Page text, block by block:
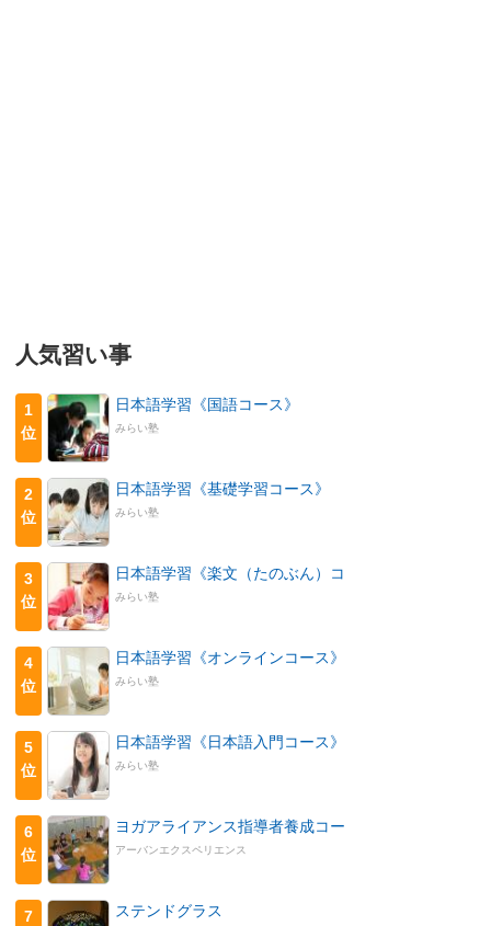
人気習い事
1
位
日本語学習《国語コース》
みらい塾
2
位
日本語学習《基礎学習コース》
みらい塾
3
位
日本語学習《楽文（たのぶん）コ
みらい塾
4
位
日本語学習《オンラインコース》
みらい塾
5
位
日本語学習《日本語入門コース》
みらい塾
6
位
ヨガアライアンス指導者養成コー
アーバンエクスペリエンス
7
ステンドグラス